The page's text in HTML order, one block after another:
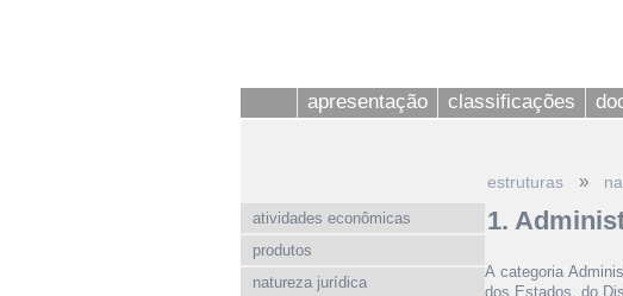
apresentação classificações
atividades econômicas
produtos
natureza jurídica
estruturas »
1.
A categoria
dos Estados, do